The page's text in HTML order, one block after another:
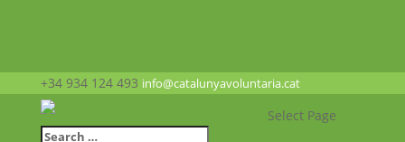
+34 934 124 493 info@catalunyavoluntaria.cat
Select Page